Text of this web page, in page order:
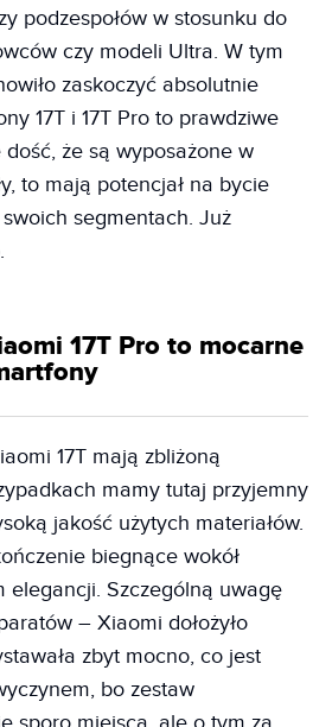
podzespołów w stosunku do
czy modeli Ultra. W tym
zaskoczyć absolutnie
17T i 17T Pro to prawdziwe
że są wyposażone w
to mają potencjał na bycie
segmentach. Już
17T Pro to mocarne
17T mają zbliżoną
mamy tutaj przyjemny
jakość użytych materiałów.
biegnące wokół
elegancji. Szczególną uwagę
– Xiaomi dołożyło
zbyt mocno, co jest
bo zestaw